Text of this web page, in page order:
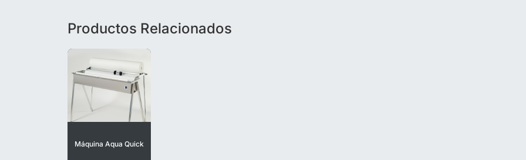
Productos Relacionados
Máquina Aqua Quick